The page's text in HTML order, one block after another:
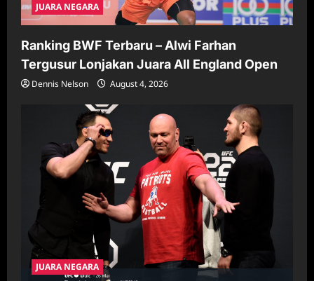
JUARA NEGARA
Ranking BWF Terbaru – Alwi Farhan
Tergusur Lonjakan Juara All England Open
Dennis Nelson August 4, 2026
JUARA NEGARA